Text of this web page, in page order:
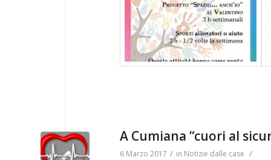
A Cumiana “cuori al
6 Marzo 2017 / in Notizie dalle case /